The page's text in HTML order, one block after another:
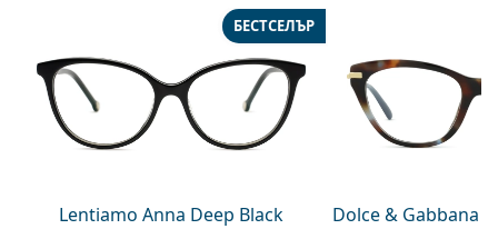
Prada
Всички марки
Lentiamo Anna Deep Black
БЕСТСЕЛЪР
Dolce & Gabbana